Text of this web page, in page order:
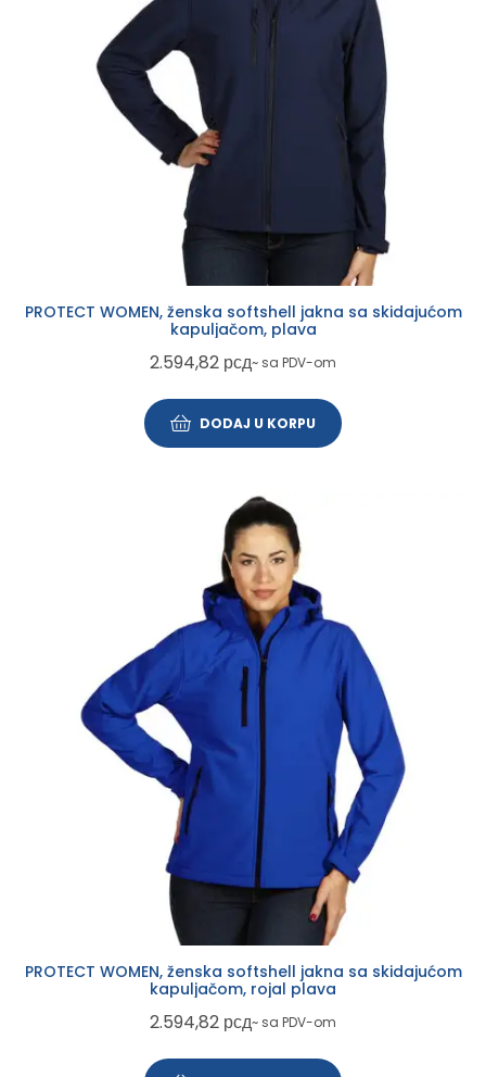
PROTECT WOMEN, ženska softshell jakna sa skidajućom
kapuljačom, plava
2.594,82 рсд~ sa PDV-om
DODAJ U KORPU
PROTECT WOMEN, ženska softshell jakna sa skidajućom
kapuljačom, rojal plava
2.594,82 рсд~ sa PDV-om